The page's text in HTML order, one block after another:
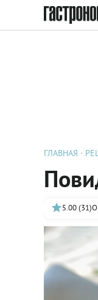
ГЛАВНАЯ
5.00 (31)